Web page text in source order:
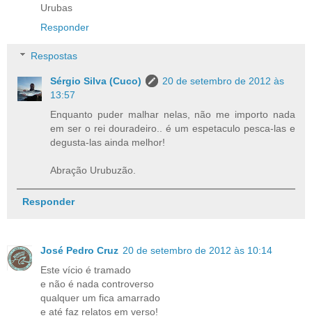
Urubas
Responder
Respostas
Sérgio Silva (Cuco)
20 de setembro de 2012 às
13:57
Enquanto puder malhar nelas, não me importo nada
em ser o rei douradeiro.. é um espetaculo pesca-las e
degusta-las ainda melhor!
Abração Urubuzão.
Responder
José Pedro Cruz 20 de setembro de 2012 às 10:14
Este vício é tramado
e não é nada controverso
qualquer um fica amarrado
e até faz relatos em verso!